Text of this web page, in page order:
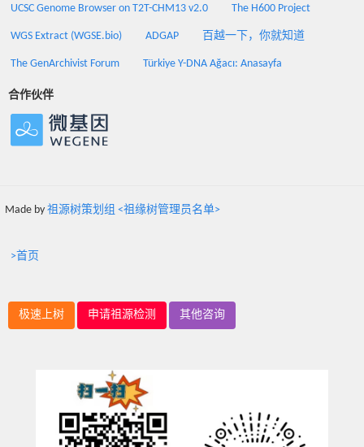
UCSC Genome Browser on T2T-CHM13 v2.0 The H600 Project
WGS Extract (WGSE.bio) ADGAP 百越一下，你就知道
The GenArchivist Forum Türkiye Y-DNA Ağacı: Anasayfa
合作伙伴
Made by 祖源树策划组 <祖缘树管理员名单>
>首页
极速上树 申请祖源检测 其他咨询